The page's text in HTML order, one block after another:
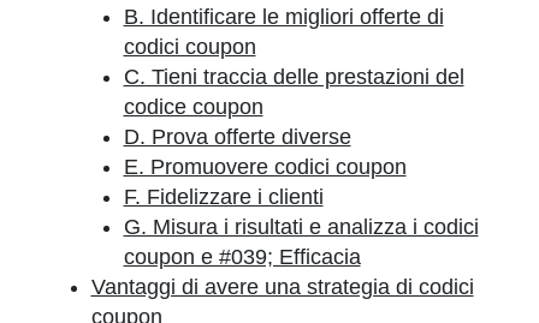
B. Identificare le migliori offerte di
codici coupon
C. Tieni traccia delle prestazioni del
codice coupon
D. Prova offerte diverse
E. Promuovere codici coupon
F. Fidelizzare i clienti
G. Misura i risultati e analizza i codici
coupon e #039; Efficacia
Vantaggi di avere una strategia di codici
coupon